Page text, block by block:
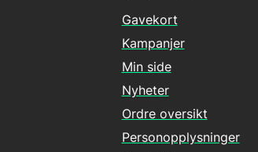
Gavekort
Kampanjer
Min side
Nyheter
Ordre oversikt
Personopplysninger